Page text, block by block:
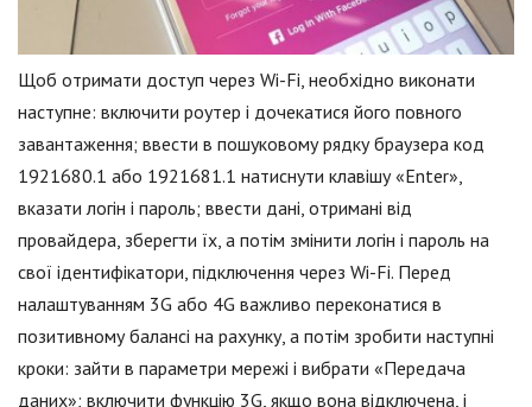
Щоб отримати доступ через Wi-Fi, необхідно виконати
наступне: включити роутер і дочекатися його повного
завантаження; ввести в пошуковому рядку браузера код
1921680.1 або 1921681.1 натиснути клавішу «Enter»,
вказати логін і пароль; ввести дані, отримані від
провайдера, зберегти їх, а потім змінити логін і пароль на
свої ідентифікатори, підключення через Wi-Fi. Перед
налаштуванням 3G або 4G важливо переконатися в
позитивному балансі на рахунку, а потім зробити наступні
кроки: зайти в параметри мережі і вибрати «Передача
даних»; включити функцію 3G, якщо вона відключена, і